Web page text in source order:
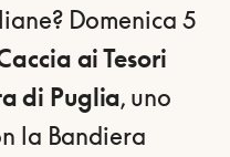
Domenica 5
ai Tesori
di Puglia, uno
la Bandiera